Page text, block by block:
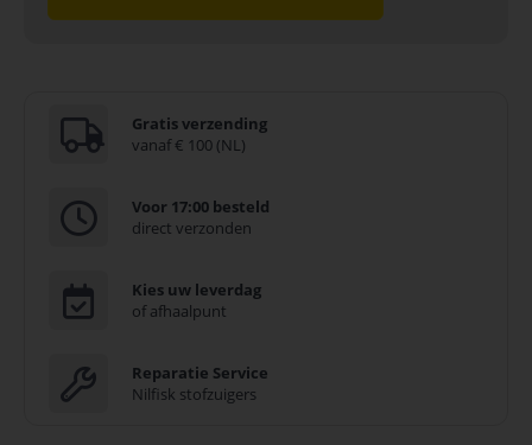
Gratis verzending
vanaf € 100 (NL)
Voor 17:00 besteld
direct verzonden
Kies uw leverdag
of afhaalpunt
Reparatie Service
Nilfisk stofzuigers